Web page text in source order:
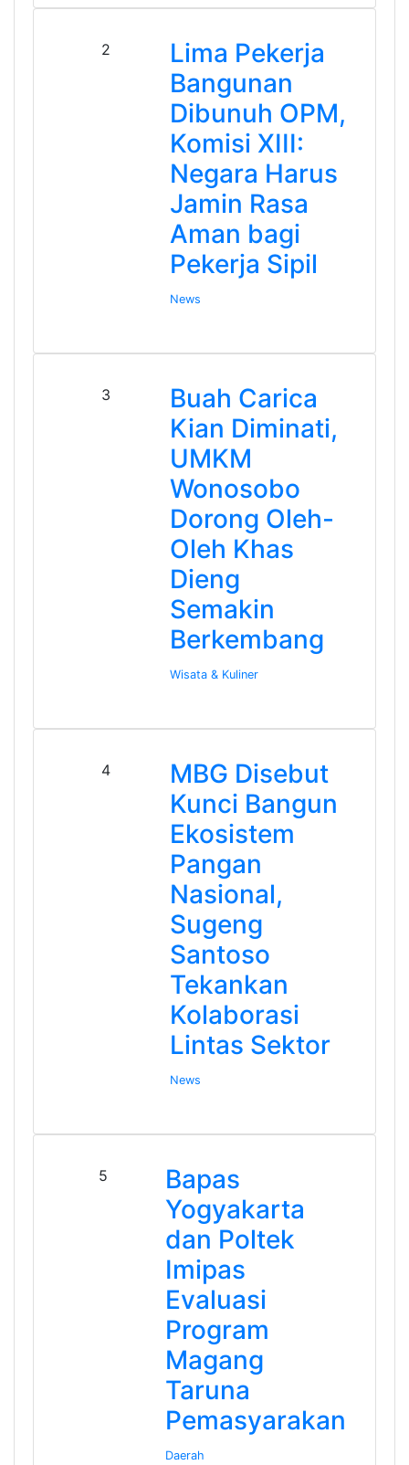
2
Lima Pekerja
Bangunan
Dibunuh OPM,
Komisi XIII:
Negara Harus
Jamin Rasa
Aman bagi
Pekerja Sipil
News
3
Buah Carica
Kian Diminati,
UMKM
Wonosobo
Dorong Oleh-
Oleh Khas
Dieng
Semakin
Berkembang
Wisata & Kuliner
4
MBG Disebut
Kunci Bangun
Ekosistem
Pangan
Nasional,
Sugeng
Santoso
Tekankan
Kolaborasi
Lintas Sektor
News
5
Bapas
Yogyakarta
dan Poltek
Imipas
Evaluasi
Program
Magang
Taruna
Pemasyarakan
Daerah